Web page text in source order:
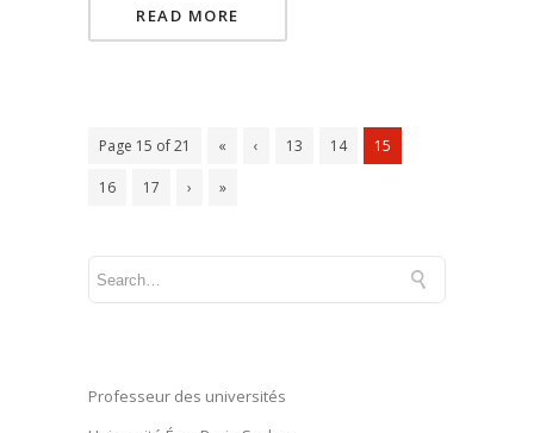
READ MORE
Page 15 of 21 « ‹ 13 14 15
16 17 › »
Professeur des universités